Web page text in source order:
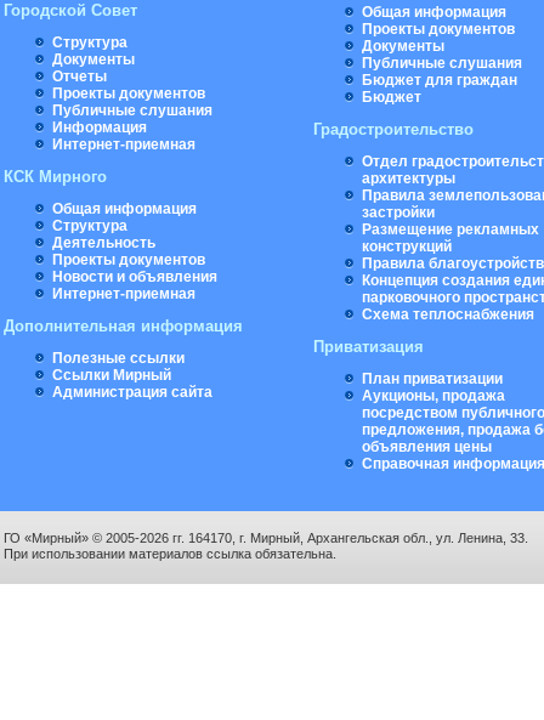
Городской Совет
Структура
Документы
Отчеты
Проекты документов
Публичные слушания
Информация
Интернет-приемная
КСК Мирного
Общая информация
Структура
Деятельность
Проекты документов
Новости и объявления
Интернет-приемная
Дополнительная информация
Полезные ссылки
Ссылки Мирный
Администрация сайта
Общая информация
Проекты документов
Документы
Публичные слушания
Бюджет для граждан
Бюджет
Градостроительство
Отдел
архитектуры
Правила
застройки
Размещение рекламных
конструкций
Правила
Концепция создания
парковочного
Схема теплоснабжения
Приватизация
План приватизации
Аукционы, продажа
посредством публичного
предложения, продажа
объявления цены
Справочная информация
ГО «Мирный» © 2005-2026 гг. 164170, г. Мирный, Архангельская обл., ул. Ленина, 33.
При использовании материалов ссылка обязательна.